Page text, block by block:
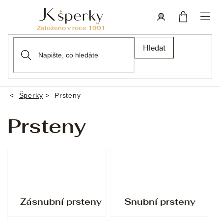
Hledat
Domů
Šperky Prsteny
Prsteny
Zásnubní prsteny Snubní prsteny